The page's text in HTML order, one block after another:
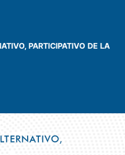
PARTICIPATIVO DE LA